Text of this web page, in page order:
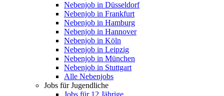
Nebenjob in Düsseldorf
Nebenjob in Frankfurt
Nebenjob in Hamburg
Nebenjob in Hannover
Nebenjob in Köln
Nebenjob in Leipzig
Nebenjob in München
Nebenjob in Stuttgart
Alle Nebenjobs
Jobs für Jugendliche
Jobs für 12 Jährige